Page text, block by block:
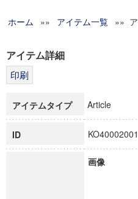
グローバルリサーチイン
科学研究費補助金研究成
博士課程教育リーディン
ホーム »» アイテム一覧 »»
アイテム詳細
アイテムタイプ Article
ID
画像